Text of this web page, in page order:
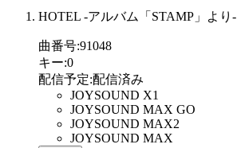
HOTEL -アルバム「STAMP」より-
曲番号:91048
キー:0
配信予定:配信済み
JOYSOUND X1
JOYSOUND MAX GO
JOYSOUND MAX2
JOYSOUND MAX